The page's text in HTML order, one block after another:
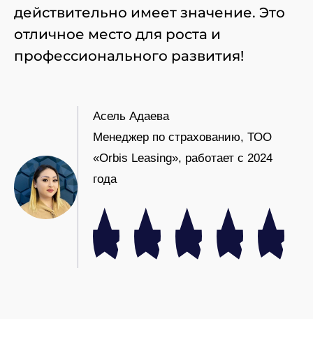
действительно имеет значение. Это
отличное место для роста и
профессионального развития!
Асель Адаева
Менеджер по страхованию, ТОО
«Orbis Leasing», работает с 2024
года